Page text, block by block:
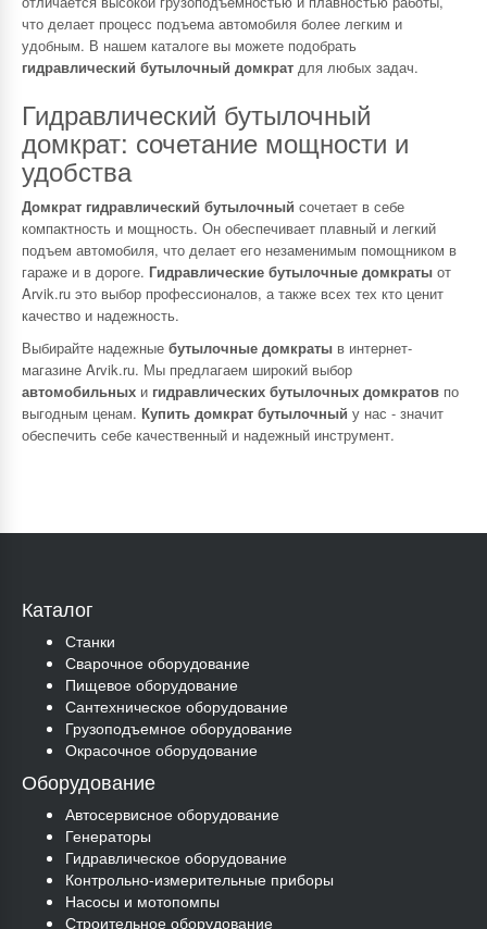
что делает процесс подъема автомобиля более легким и
удобным. В нашем каталоге вы можете подобрать
гидравлический бутылочный домкрат для любых задач.
Гидравлический бутылочный
домкрат: сочетание мощности и
удобства
Домкрат гидравлический бутылочный сочетает в себе
компактность и мощность. Он обеспечивает плавный и легкий
подъем автомобиля, что делает его незаменимым помощником в
гараже и в дороге. Гидравлические бутылочные домкраты от
Arvik.ru это выбор профессионалов, а также всех тех кто ценит
качество и надежность.
Выбирайте надежные бутылочные домкраты в интернет-
магазине Arvik.ru. Мы предлагаем широкий выбор
автомобильных и гидравлических бутылочных домкратов по
выгодным ценам. Купить домкрат бутылочный у нас - значит
обеспечить себе качественный и надежный инструмент.
Каталог
Станки
Сварочное оборудование
Пищевое оборудование
Сантехническое оборудование
Грузоподъемное оборудование
Окрасочное оборудование
Оборудование
Автосервисное оборудование
Генераторы
Гидравлическое оборудование
Контрольно-измерительные приборы
Насосы и мотопомпы
Строительное оборудование